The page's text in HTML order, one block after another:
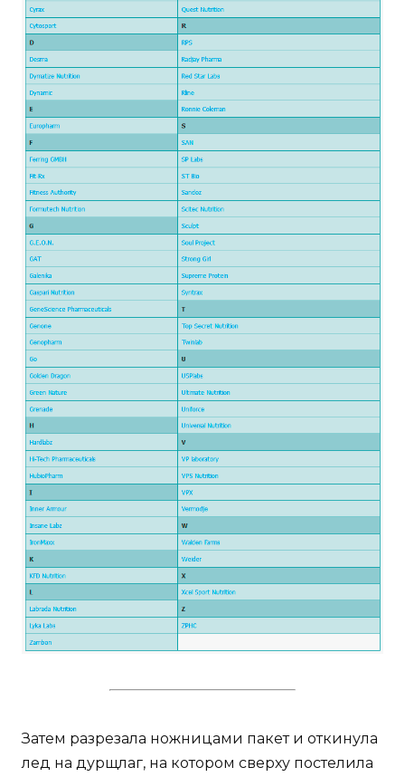
Затем разрезала ножницами пакет и откинула
лед на дурщлаг, на котором сверху постелила